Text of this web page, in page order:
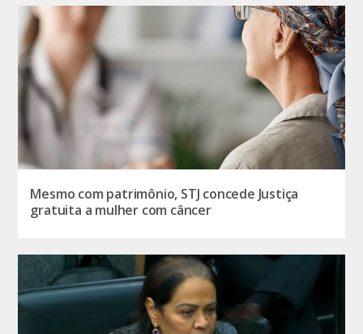
Mesmo com patrimônio, STJ concede Justiça
gratuita a mulher com câncer